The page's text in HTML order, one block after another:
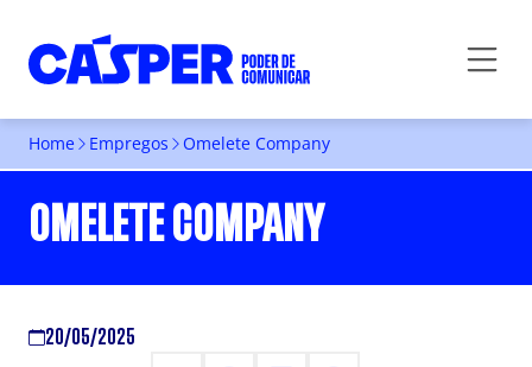
Home Empregos Omelete Company
OMELETE COMPANY
20/05/2025